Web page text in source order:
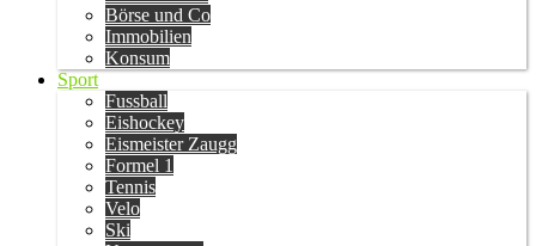
Börse und Co
Immobilien
Konsum
Sport
Fussball
Eishockey
Eismeister Zaugg
Formel 1
Tennis
Velo
Ski